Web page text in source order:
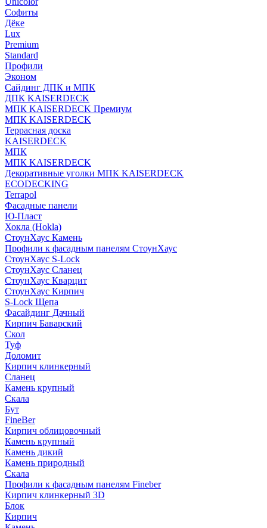
Софиты
Дёке
Lux
Premium
Standard
Профили
Эконом
Сайдинг ДПК и МПК
ДПК KAISERDECK
МПК KAISERDECK Премиум
МПК KAISERDECK
Террасная доска
KAISERDECK
МПК
МПК KAISERDECK
Декоративные уголки МПК KAISERDECK
ECODECKING
Terrapol
Фасадные панели
Ю-Пласт
Хокла (Hokla)
СтоунХаус Камень
Профили к фасадным панелям СтоунХаус
СтоунХаус S-Lock
СтоунХаус Сланец
СтоунХаус Кварцит
СтоунХаус Кирпич
S-Lock Щепа
Фасайдинг Дачный
Кирпич Баварский
Скол
Туф
Доломит
Кирпич клинкерный
Сланец
Камень крупный
Скала
Бут
FineBer
Кирпич облицовочный
Камень крупный
Камень дикий
Камень природный
Скала
Профили к фасадным панелям Fineber
Кирпич клинкерный 3D
Блок
Кирпич